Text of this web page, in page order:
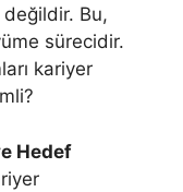
Bu,
sürecidir.
kariyer
Hedef